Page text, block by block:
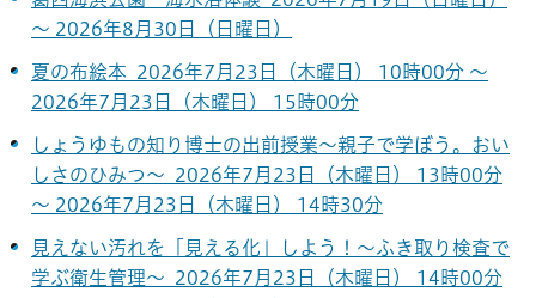
～ 2026年8月30日（日曜日）
夏の布絵本 2026年7月23日（木曜日） 10時00分 ～
2026年7月23日（木曜日） 15時00分
しょうゆもの知り博士の出前授業～親子で学ぼう。おい
しさのひみつ～ 2026年7月23日（木曜日） 13時00分
～ 2026年7月23日（木曜日） 14時30分
見えない汚れを「見える化」しよう！～ふき取り検査で
学ぶ衛生管理～ 2026年7月23日（木曜日） 14時00分